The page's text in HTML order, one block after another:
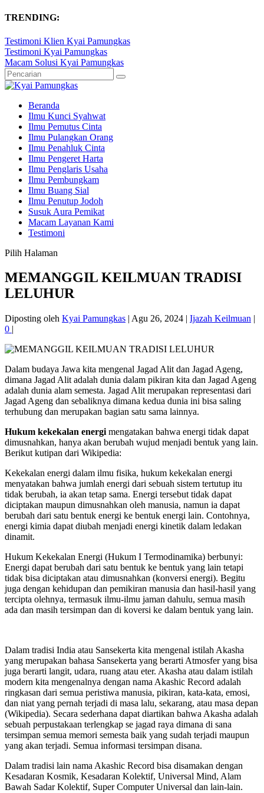
TRENDING:
Testimoni Klien Kyai Pamungkas
Testimoni Kyai Pamungkas
Macam Solusi Kyai Pamungkas
Beranda
Ilmu Kunci Syahwat
Ilmu Pemutus Cinta
Ilmu Pulangkan Orang
Ilmu Penahluk Cinta
Ilmu Pengeret Harta
Ilmu Penglaris Usaha
Ilmu Pembungkam
Ilmu Buang Sial
Ilmu Penutup Jodoh
Susuk Aura Pemikat
Macam Layanan Kami
Testimoni
Pilih Halaman
MEMANGGIL KEILMUAN TRADISI
LELUHUR
Diposting oleh Kyai Pamungkas | Agu 26, 2024 | Ijazah Keilmuan |
0 |
Dalam budaya Jawa kita mengenal Jagad Alit dan Jagad Ageng,
dimana Jagad Alit adalah dunia dalam pikiran kita dan Jagad Ageng
adalah dunia alam semesta. Jagad Alit merupakan representasi dari
Jagad Ageng dan sebaliknya dimana kedua dunia ini bisa saling
terhubung dan merupakan bagian satu sama lainnya.
Hukum kekekalan energi mengatakan bahwa energi tidak dapat
dimusnahkan, hanya akan berubah wujud menjadi bentuk yang lain.
Berikut kutipan dari Wikipedia:
Kekekalan energi dalam ilmu fisika, hukum kekekalan energi
menyatakan bahwa jumlah energi dari sebuah sistem tertutup itu
tidak berubah, ia akan tetap sama. Energi tersebut tidak dapat
diciptakan maupun dimusnahkan oleh manusia, namun ia dapat
berubah dari satu bentuk energi ke bentuk energi lain. Contohnya,
energi kimia dapat diubah menjadi energi kinetik dalam ledakan
dinamit.
Hukum Kekekalan Energi (Hukum I Termodinamika) berbunyi:
Energi dapat berubah dari satu bentuk ke bentuk yang lain tetapi
tidak bisa diciptakan atau dimusnahkan (konversi energi). Begitu
juga dengan kehidupan dan pemikiran manusia dan hasil-hasil yang
tercipta olehnya, termasuk ilmu-ilmu jaman dahulu, semua masih
ada dan masih tersimpan dan di koversi ke dalam bentuk yang lain.
Dalam tradisi India atau Sansekerta kita mengenal istilah Akasha
yang merupakan bahasa Sansekerta yang berarti Atmosfer yang bisa
juga berarti langit, udara, ruang atau eter. Akasha atau dalam istilah
modern kita mengenalnya dengan nama Akashic Record adalah
ringkasan dari semua peristiwa manusia, pikiran, kata-kata, emosi,
dan niat yang pernah terjadi di masa lalu, sekarang, atau masa depan
(Wikipedia). Secara sederhana dapat diartikan bahwa Akasha adalah
sebuah perpustakaan terlengkap se jagad raya dimana di sana
tersimpan semua memori semesta baik yang sudah terjadi maupun
yang akan terjadi. Semua informasi tersimpan disana.
Dalam tradisi lain nama Akashic Record bisa disamakan dengan
Kesadaran Kosmik, Kesadaran Kolektif, Universal Mind, Alam
Bawah Sadar Kolektif, Super Computer Universal dan lain-lain.